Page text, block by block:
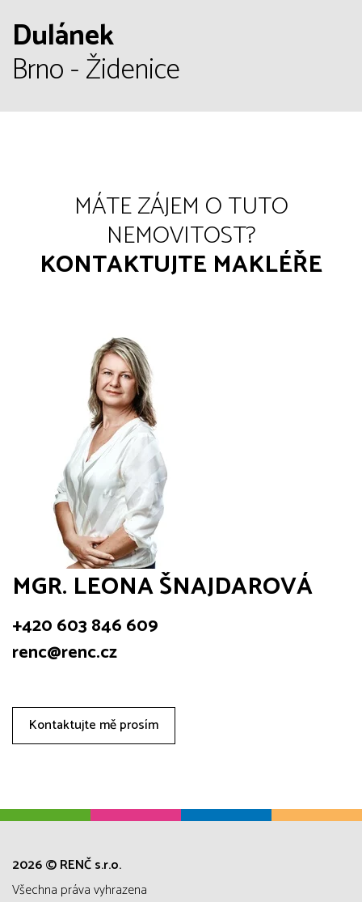
Dulánek
Brno - Židenice
MÁTE ZÁJEM O TUTO
NEMOVITOST?
KONTAKTUJTE MAKLÉŘE
MGR. LEONA ŠNAJDAROVÁ
+420 603 846 609
renc@renc.cz
Kontaktujte mě prosím
2026 © RENČ s.r.o.
všechna práva vyhrazena